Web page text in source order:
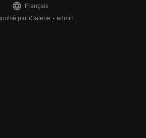

Français
par iGalerie - admin